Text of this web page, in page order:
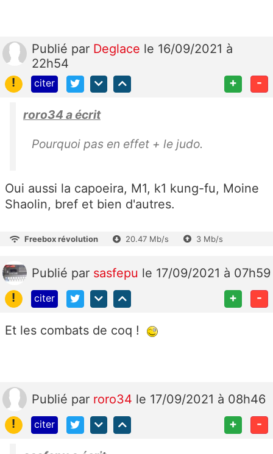
Publié par Deglace le 16/09/2021 à
22h54
!
citer + -
roro34 a écrit
Pourquoi pas en effet + le judo.
Oui aussi la capoeira, M1, k1 kung-fu, Moine
Shaolin, bref et bien d'autres.
Freebox révolution 20.47 Mb/s 3 Mb/s
Publié par sasfepu le 17/09/2021 à 07h59
!
citer + -
Et les combats de coq !
Publié par roro34 le 17/09/2021 à 08h46
!
citer + -